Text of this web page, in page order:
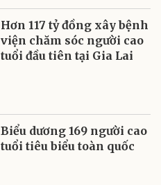
Hơn 117 tỷ đồng xây bệnh
viện chăm sóc người cao
tuổi đầu tiên tại Gia Lai
Biểu dương 169 người cao
tuổi tiêu biểu toàn quốc